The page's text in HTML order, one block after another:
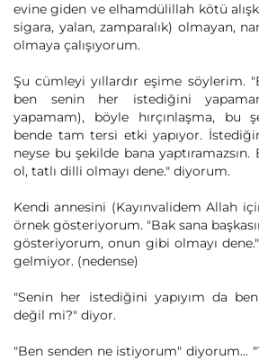
evine giden ve elhamdülillah kötü
sigara, yalan, zamparalık) olmayan,
olmaya çalışıyorum.
Şu cümleyi yıllardır eşime söylerim.
ben senin her istediğini
yapamam), böyle hırçınlaşma, bu
bende tam tersi etki yapıyor.
neyse bu şekilde bana
ol, tatlı dilli olmayı dene." diyorum.
Kendi annesini (Kayınvalidem Allah
örnek gösteriyorum. "Bak sana
gösteriyorum, onun gibi olmayı
gelmiyor. (nedense)
"Senin her istediğini yapıyım da
değil mi?" diyor.
"Ben senden ne istiyorum" diyorum...